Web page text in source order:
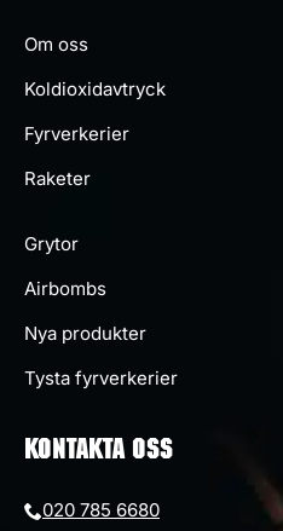
Om oss
Koldioxidavtryck
Fyrverkerier
Raketer
Grytor
Airbombs
Nya produkter
Tysta fyrverkerier
KONTAKTA OSS
020 785 6680